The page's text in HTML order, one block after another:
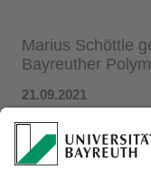
Marius Schöttle
Bayreuther
21.09.2021
Heute fand das
Online- Konferenz
ganzen Welt und